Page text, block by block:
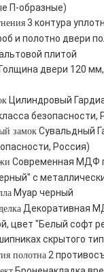
П-образные)
3 контура
и полотно двери
плитой
двери 120
Цилиндровый
безопасности,
замокСувальдный
Россия)
Современная МДФ
с
Муар черный
Декоративная
цвет "Белый софт
скрытого
полотна 2